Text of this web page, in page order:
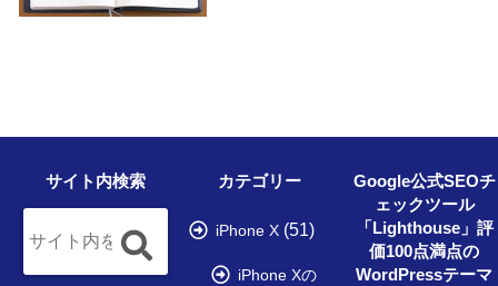
サイト内検索 カテゴリー
iPhone X(51)
iPhone Xの
Google公式SEOチ
ェックツール
「Lighthouse」評
価100点満点の
WordPressテーマ